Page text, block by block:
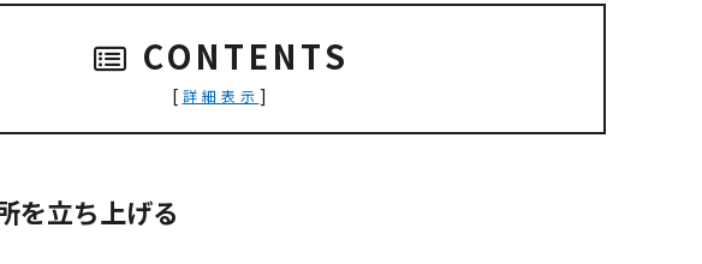
CONTENTS
[ 詳細表示 ]
を立ち上げる